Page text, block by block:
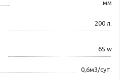
мм
200 л.
65 w
0,6м3/сут.